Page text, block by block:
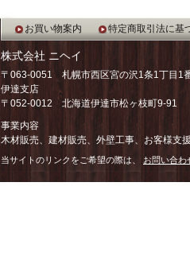
お買い物案内 特定商取引法に基
株式会社 ニヘイ
〒063-0051 札幌市西区宮の沢1条1丁目
伊達支店
〒052-0012 北海道伊達市松ヶ枝町9-91
事業内容
木材販売、建材販売、外壁工事、お客様支
当サイトのリンクをご希望の際は、 お問い合わ